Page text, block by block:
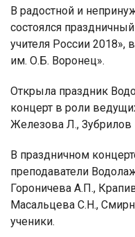
В радостной и
состоялся
учителя России 2018»,
им. О.Б. Воронец».
Открыла праздник
концерт в роли
Железова Л., Зубрилов
В праздничном
преподаватели
Гороничева А.П.,
Масальцева С.Н.,
ученики.